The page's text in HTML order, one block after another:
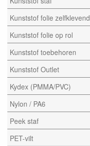
Kunststof folie zelfklevend
Kunststof folie op rol
Kunststof toebehoren
Kunststof Outlet
Kydex (PMMA/PVC)
Nylon / PA6
Peek staf
PET-vilt